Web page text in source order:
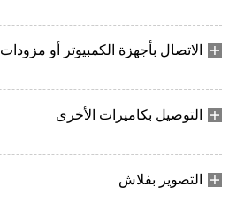
الاتصال بأجهزة الكمبيوتر أو مزودات FTP
التوصيل بكاميرات الأخرى
التصوير بفلاش